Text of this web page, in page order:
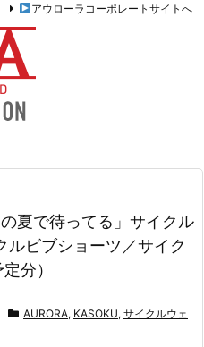
アウローラコーポレートサイトへ
夏で待ってる」サイクル
ビブショーツ／サイク
分）
AURORA, KASOKU, サイクルウェ